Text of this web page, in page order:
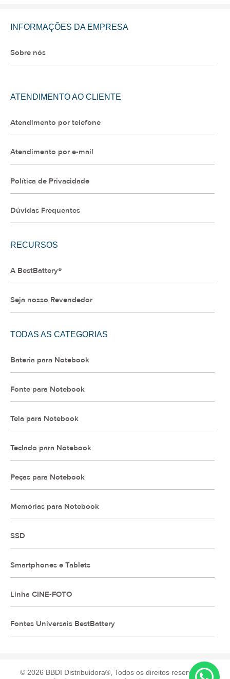
INFORMAÇÕES DA EMPRESA
Sobre nós
ATENDIMENTO AO CLIENTE
Atendimento por telefone
Atendimento por e-mail
Política de Privacidade
Dúvidas Frequentes
RECURSOS
A BestBattery®
Seja nosso Revendedor
TODAS AS CATEGORIAS
Bateria para Notebook
Fonte para Notebook
Tela para Notebook
Teclado para Notebook
Peças para Notebook
Memórias para Notebook
SSD
Smartphones e Tablets
Linha CINE-FOTO
Fontes Universais BestBattery
© 2026 BBDI Distribuidora®, Todos os direitos reservados.